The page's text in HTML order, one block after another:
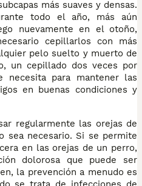
más suaves y densas.
todo el año, más aún
nuevamente en el otoño,
cepillarlos con más
pelo suelto y muerto de
un cepillado dos veces por
para mantener las
en buenas condiciones y
regularmente las orejas de
sea necesario. Si se permite
en las orejas de un perro,
dolorosa que puede ser
la prevención a menudo es